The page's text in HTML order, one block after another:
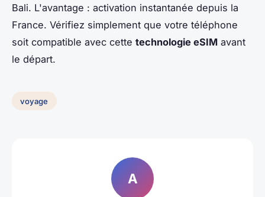
Bali. L'avantage : activation instantanée depuis la
France. Vérifiez simplement que votre téléphone
soit compatible avec cette technologie eSIM avant
le départ.
voyage
A